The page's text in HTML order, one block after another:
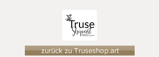
zurück zu Truseshop.art